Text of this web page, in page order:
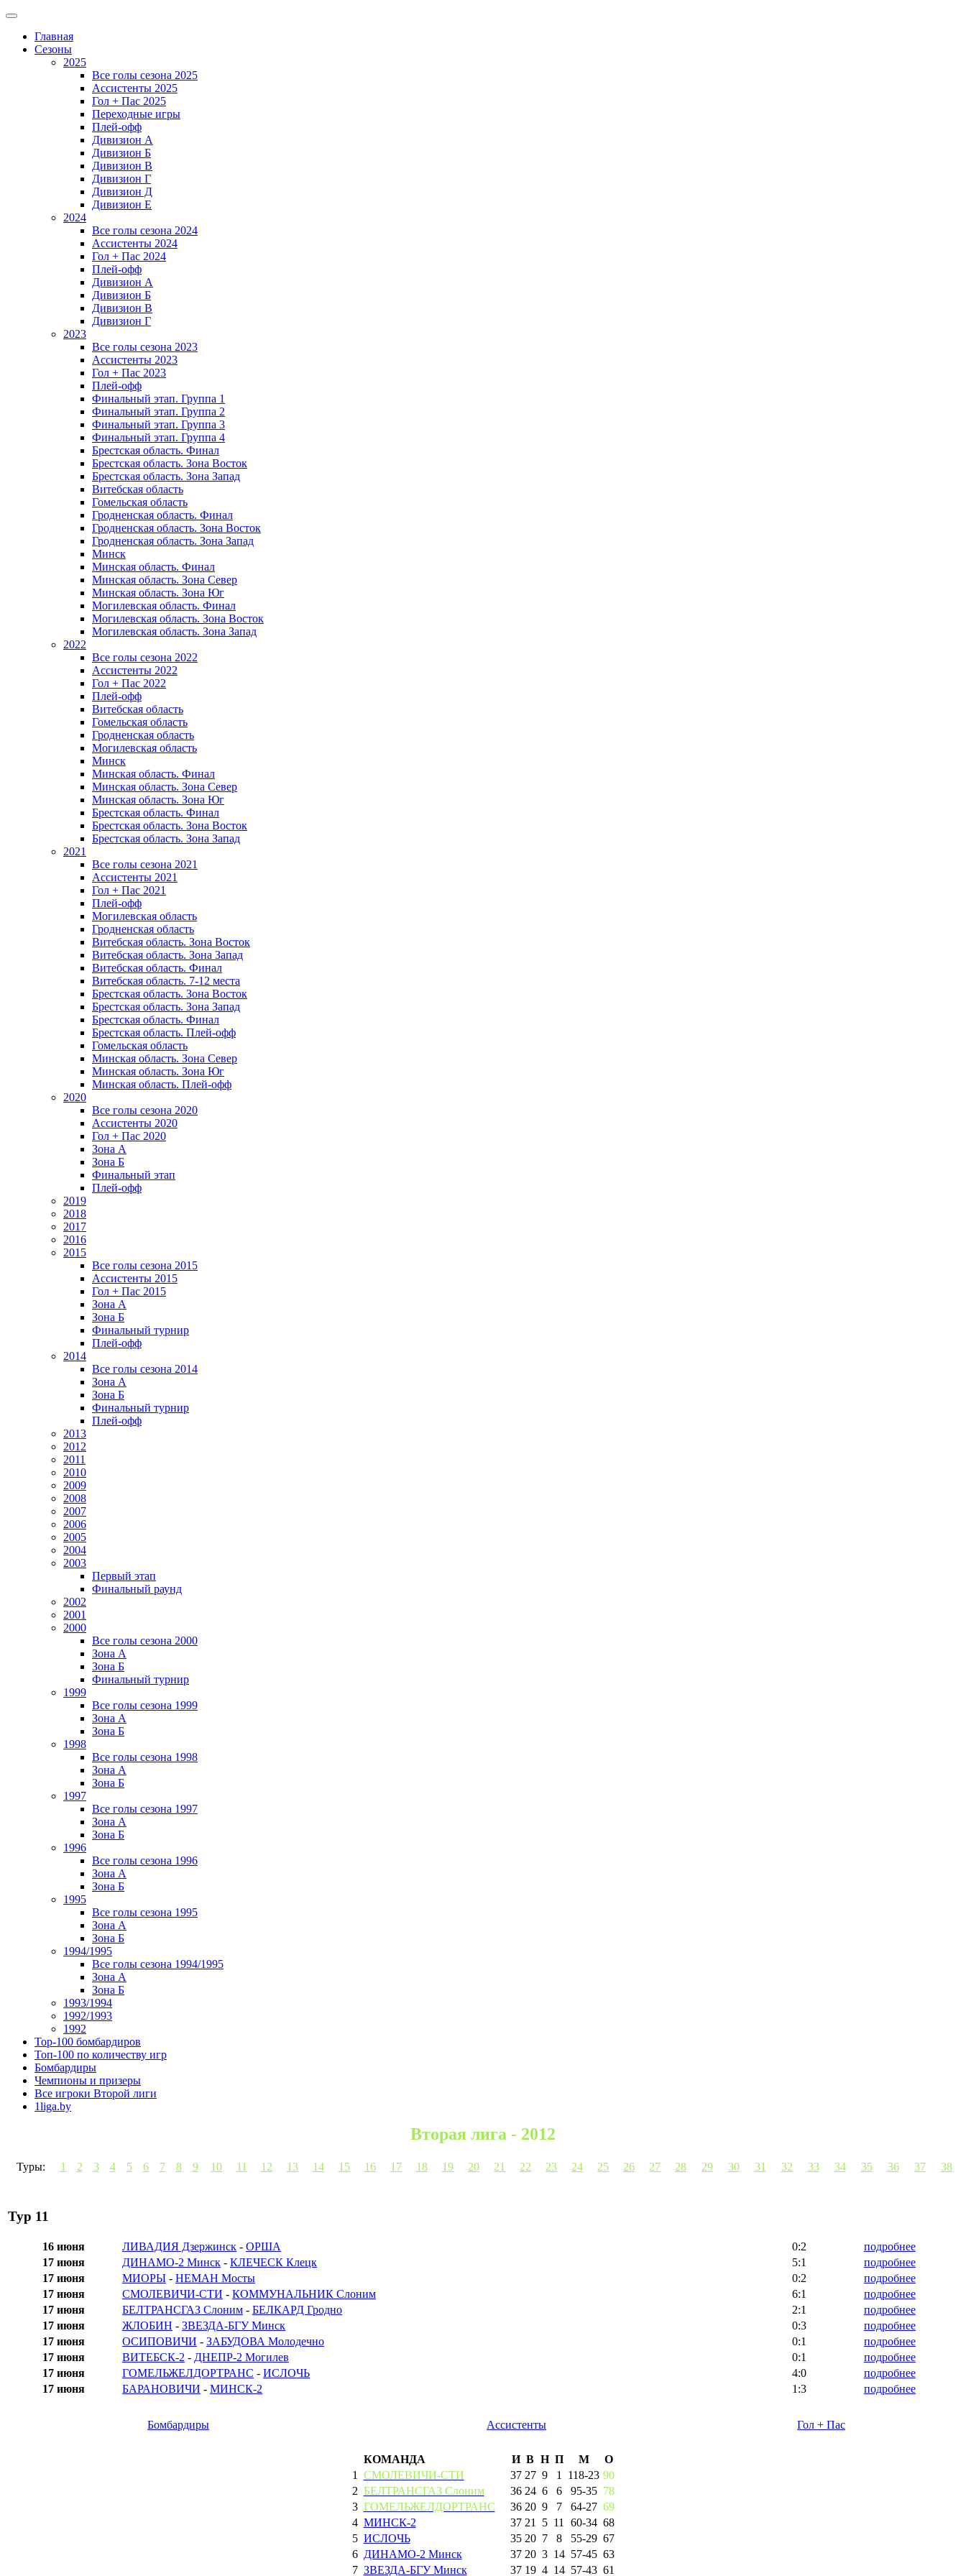
Главная
Сезоны
2025
Все голы сезона 2025
Ассистенты 2025
Гол + Пас 2025
Переходные игры
Плей-офф
Дивизион A
Дивизион Б
Дивизион В
Дивизион Г
Дивизион Д
Дивизион Е
2024
Все голы сезона 2024
Ассистенты 2024
Гол + Пас 2024
Плей-офф
Дивизион A
Дивизион Б
Дивизион В
Дивизион Г
2023
Все голы сезона 2023
Ассистенты 2023
Гол + Пас 2023
Плей-офф
Финальный этап. Группа 1
Финальный этап. Группа 2
Финальный этап. Группа 3
Финальный этап. Группа 4
Брестская область. Финал
Брестская область. Зона Восток
Брестская область. Зона Запад
Витебская область
Гомельская область
Гродненская область. Финал
Гродненская область. Зона Восток
Гродненская область. Зона Запад
Минск
Минская область. Финал
Минская область. Зона Север
Минская область. Зона Юг
Могилевская область. Финал
Могилевская область. Зона Восток
Могилевская область. Зона Запад
2022
Все голы сезона 2022
Ассистенты 2022
Гол + Пас 2022
Плей-офф
Витебская область
Гомельская область
Гродненская область
Могилевская область
Минск
Mинская область. Финал
Минская область. Зона Север
Минская область. Зона Юг
Брестская область. Финал
Брестская область. Зона Восток
Брестская область. Зона Запад
2021
Все голы сезона 2021
Ассистенты 2021
Гол + Пас 2021
Плей-офф
Могилевская область
Гродненская область
Витебская область. Зона Восток
Витебская область. Зона Запад
Витебская область. Финал
Витебская область. 7-12 места
Брестская область. Зона Восток
Брестская область. Зона Запад
Брестская область. Финал
Брестская область. Плей-офф
Гомельская область
Минская область. Зона Север
Минская область. Зона Юг
Минская область. Плей-офф
2020
Все голы сезона 2020
Ассистенты 2020
Гол + Пас 2020
Зона А
Зона Б
Финальный этап
Плей-офф
2019
2018
2017
2016
2015
Все голы сезона 2015
Ассистенты 2015
Гол + Пас 2015
Зона А
Зона Б
Финальный турнир
Плей-офф
2014
Все голы сезона 2014
Зона А
Зона Б
Финальный турнир
Плей-офф
2013
2012
2011
2010
2009
2008
2007
2006
2005
2004
2003
Первый этап
Финальный раунд
2002
2001
2000
Все голы сезона 2000
Зона А
Зона Б
Финальный турнир
1999
Все голы сезона 1999
Зона А
Зона Б
1998
Все голы сезона 1998
Зона А
Зона Б
1997
Все голы сезона 1997
Зона А
Зона Б
1996
Все голы сезона 1996
Зона А
Зона Б
1995
Все голы сезона 1995
Зона А
Зона Б
1994/1995
Все голы сезона 1994/1995
Зона А
Зона Б
1993/1994
1992/1993
1992
Top-100 бомбардиров
Топ-100 по количеству игр
Бомбардиры
Чемпионы и призеры
Все игроки Второй лиги
1liga.by
Вторая лига - 2012
Туры: 1 2 3 4 5 6 7 8 9 10 11 12 13 14 15 16 17 18 19 20 21 22 23 24 25 26 27 28 29 30 31 32 33 34 35 36 37 38
Тур 11
16 июня ЛИВАДИЯ Дзержинск - ОРША 0:2
подробнее
17 июня
ДИНАМО-2 Минск - КЛЕЧЕСК Клецк 5:1
подробнее
17 июня
МИОРЫ - НЕМАН Мосты 0:2
подробнее
17 июня
СМОЛЕВИЧИ-СТИ - КОММУНАЛЬНИК Слоним 6:1
подробнее
17 июня
БЕЛТРАНСГАЗ Слоним - БЕЛКАРД Гродно 2:1
подробнее
17 июня
ЖЛОБИН - ЗВЕЗДА-БГУ Минск 0:3
подробнее
17 июня
ОСИПОВИЧИ - ЗАБУДОВА Молодечно 0:1
подробнее
17 июня
ВИТЕБСК-2 - ДНЕПР-2 Могилев 0:1
подробнее
17 июня
ГОМЕЛЬЖЕЛДОРТРАНС - ИСЛОЧЬ 4:0
подробнее
17 июня
БАРАНОВИЧИ - МИНСК-2 1:3 подробнее
Бомбардиры Ассистенты Гол + Пас
КОМАНДА И В Н П М
О
1
СМОЛЕВИЧИ-СТИ 37 27 9 1 118-23 90
2 БЕЛТРАНСГАЗ Слоним 36 24 6 6 95-35 78
3 ГОМЕЛЬЖЕЛДОРТРАНС 36 20 9 7 64-27 69
4 МИНСК-2 37 21 5 11 60-34 68
5 ИСЛОЧЬ 35 20 7 8 55-29 67
6 ДИНАМО-2 Минск 37 20 3 14 57-45 63
7 ЗВЕЗДА-БГУ Минск 37 19 4 14 57-43 61